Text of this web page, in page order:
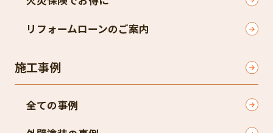
リフォームローンのご案内
施工事例
全ての事例